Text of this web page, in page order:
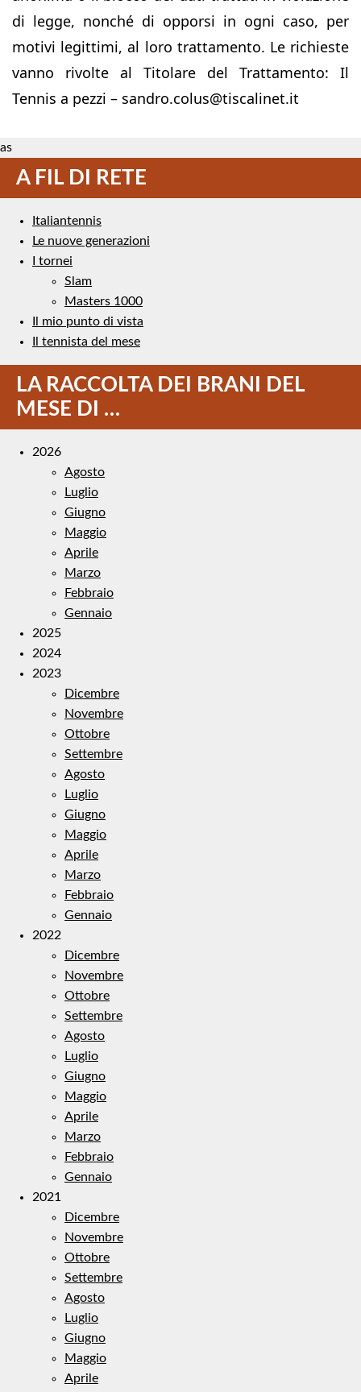
di legge, nonché di opporsi in ogni caso, per
motivi legittimi, al loro trattamento. Le richieste
vanno rivolte al Titolare del Trattamento: Il
Tennis a pezzi – sandro.colus@tiscalinet.it
as
A FIL DI RETE
Italiantennis
Le nuove generazioni
I tornei
Slam
Masters 1000
Il mio punto di vista
Il tennista del mese
LA RACCOLTA DEI BRANI DEL
MESE DI …
2026
Agosto
Luglio
Giugno
Maggio
Aprile
Marzo
Febbraio
Gennaio
2025
2024
2023
Dicembre
Novembre
Ottobre
Settembre
Agosto
Luglio
Giugno
Maggio
Aprile
Marzo
Febbraio
Gennaio
2022
Dicembre
Novembre
Ottobre
Settembre
Agosto
Luglio
Giugno
Maggio
Aprile
Marzo
Febbraio
Gennaio
2021
Dicembre
Novembre
Ottobre
Settembre
Agosto
Luglio
Giugno
Maggio
Aprile